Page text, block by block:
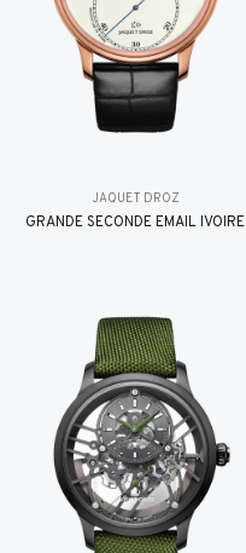
JAQUET DROZ
GRANDE SECONDE EMAIL IVOIRE